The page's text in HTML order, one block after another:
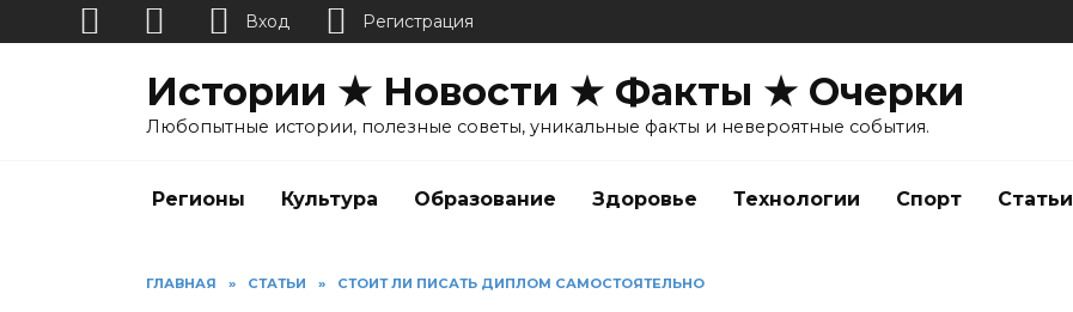
Истории ★ Новости ★ Факты ★ Очерки
Любопытные истории, полезные советы, уникальные факты и невероятные события.
Регионы Культура Образование Здоровье Технологии Спорт Статьи
ГЛАВНАЯ » СТАТЬИ » СТОИТ ЛИ ПИСАТЬ ДИПЛОМ САМОСТОЯТЕЛЬНО
Вход Регистрация